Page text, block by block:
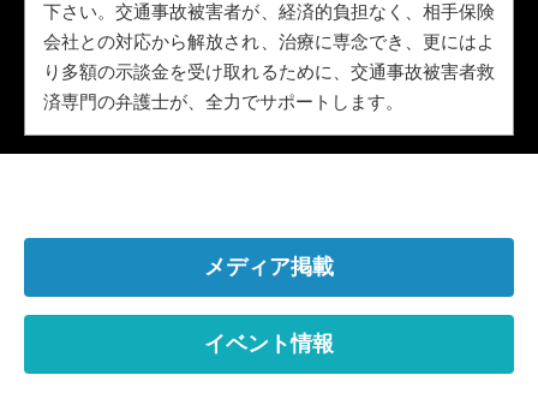
下さい。交通事故被害者が、経済的負担なく、相手保険
会社との対応から解放され、治療に専念でき、更にはよ
り多額の示談金を受け取れるために、交通事故被害者救
済専門の弁護士が、全力でサポートします。
メディア掲載
イベント情報